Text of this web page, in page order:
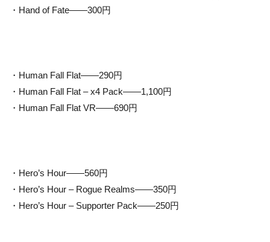
・Hand of Fate——300円
・Human Fall Flat——290円
・Human Fall Flat – x4 Pack——1,100円
・Human Fall Flat VR——690円
・Hero’s Hour——560円
・Hero’s Hour – Rogue Realms——350円
・Hero’s Hour – Supporter Pack——250円